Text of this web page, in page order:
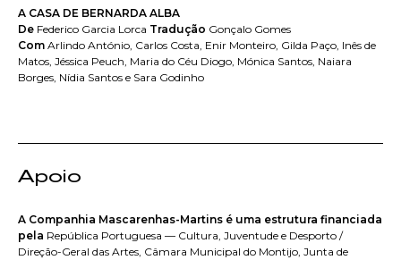
A CASA DE BERNARDA ALBA
De Federico Garcia Lorca Tradução Gonçalo Gomes
Com Arlindo António, Carlos Costa, Enir Monteiro, Gilda Paço, Inês de
Matos, Jéssica Peuch, Maria do Céu Diogo, Mónica Santos, Naiara
Borges, Nídia Santos e Sara Godinho
Apoio
A Companhia Mascarenhas-Martins é uma estrutura financiada
pela República Portuguesa — Cultura, Juventude e Desporto /
Direção-Geral das Artes, Câmara Municipal do Montijo, Junta de